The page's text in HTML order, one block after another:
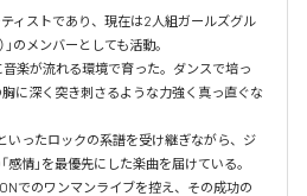
ィストであり、現在は2人組ガールズグル
」のメンバーとしても活動。
楽が流れる環境で育った。ダンスで培っ
に深く突き刺さるような力強く真っ直ぐな
いったロックの系譜を受け継ぎながら、ジ
感情」を最優先にした楽曲を届けている。
でのワンマンライブを控え、その成功の